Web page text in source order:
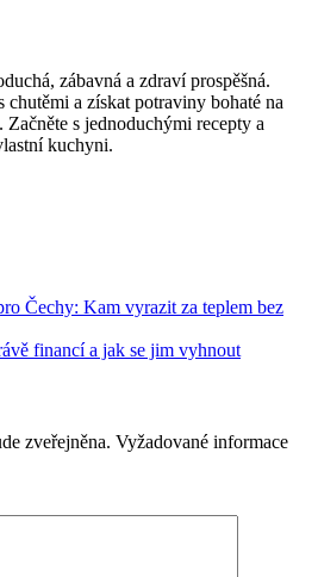
zábavná a zdraví prospěšná.
a získat potraviny bohaté na
s jednoduchými recepty a
kuchyni.
Čechy: Kam vyrazit za teplem bez
financí a jak se jim vyhnout
zveřejněna. Vyžadované informace